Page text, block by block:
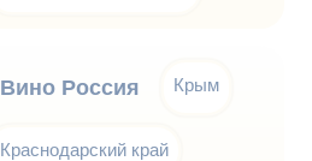
Вино Россия Крым
Краснодарский край